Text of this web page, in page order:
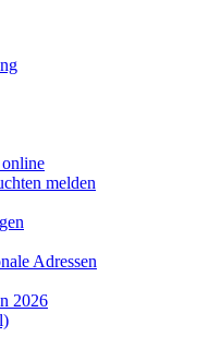
online
melden
Adressen
2026